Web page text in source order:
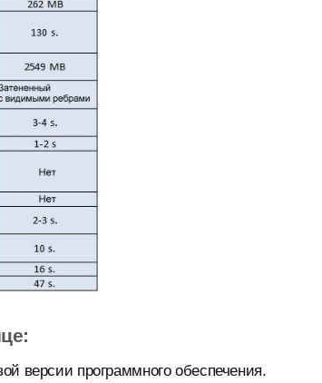
версии программного обеспечения.